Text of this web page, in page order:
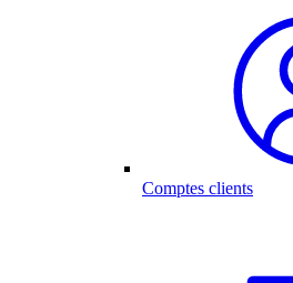
Comptes clients